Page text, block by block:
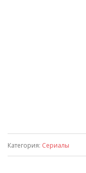
Категория: Сериалы